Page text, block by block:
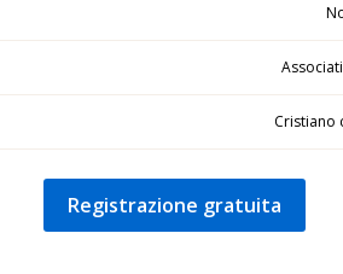
Cristiano
Registrazione gratuita